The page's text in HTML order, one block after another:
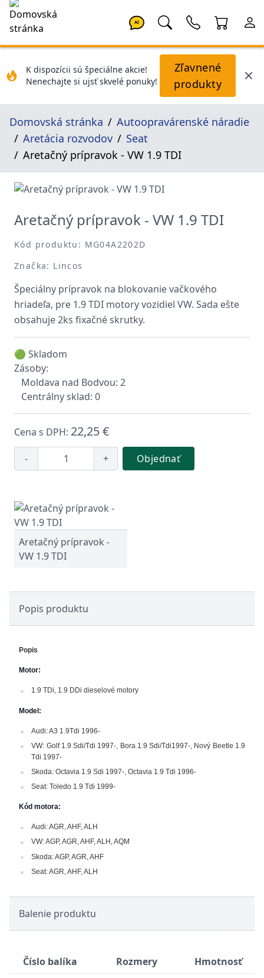
AI
K dispozícii sú špeciálne akcie!
Nenechajte si ujsť skvelé ponuky!
Zľavnené
produkty
Domovská stránka
Autoopravárenské náradie
Aretácia rozvodov
Seat
Aretačný prípravok - VW 1.9 TDI
Aretačný prípravok - VW 1.9 TDI
Kód produktu: MG04A2202D
Značka: Lincos
Špeciálny prípravok na blokovanie vačkového
hriadeľa, pre 1.9 TDI motory vozidiel VW. Sada ešte
obsahuje 2ks fixačné skrutky.
🟢 Skladom
Zásoby:
Moldava nad Bodvou: 2
Centrálny sklad: 0
Cena s DPH: 22,25 €
- + Objednať
Aretačný prípravok -
VW 1.9 TDI
Popis produktu
Popis
Motor:
1.9 TDi, 1.9 DDi dieselové motory
Model:
Audi: A3 1.9Tdi 1996-
VW: Golf 1.9 Sdi/Tdi 1997-, Bora 1.9 Sdi/Tdi1997-, Nový Beetle 1.9
Tdi 1997-
Skoda: Octavia 1.9 Sdi 1997-, Octavia 1.9 Tdi 1996-
Seat: Toledo 1.9 Tdi 1999-
Kód motora:
Audi: AGR, AHF, ALH
VW: AGP, AGR, AHF, ALH, AQM
Skoda: AGP, AGR, AHF
Seat: AGR, AHF, ALH
Balenie produktu
Číslo balíka Rozmery
Hmotnosť